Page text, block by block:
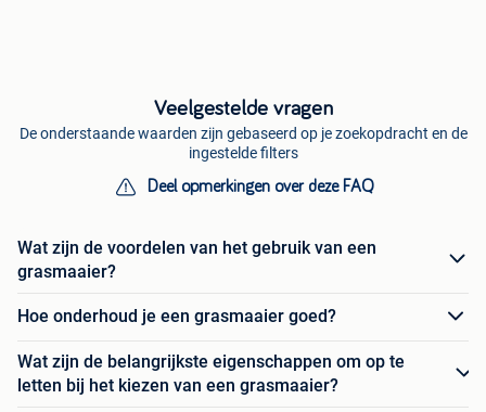
Veelgestelde vragen
De onderstaande waarden zijn gebaseerd op je zoekopdracht en de
ingestelde filters
Deel opmerkingen over deze FAQ
Wat zijn de voordelen van het gebruik van een
grasmaaier?
Hoe onderhoud je een grasmaaier goed?
Wat zijn de belangrijkste eigenschappen om op te
letten bij het kiezen van een grasmaaier?